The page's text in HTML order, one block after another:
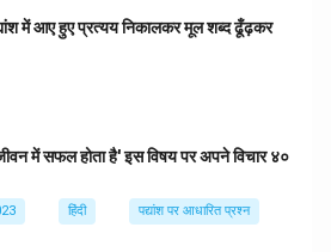
में आए हुए प्रत्यय निकालकर मूल शब्द ढूँढ़कर
में सफल होता है' इस विषय पर अपने विचार ४०
हिंदी पद्यांश पर आधारित प्रश्न